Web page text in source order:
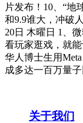
片发布！10、“地
和9.9谁大，冲破
20日 木曜日 1、
看玩家逛戏，就
华人博士生用
成多达一百万量
关于我们